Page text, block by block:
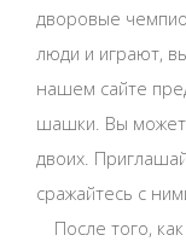
дворовые
люди и играют,
нашем сайте
шашки. Вы
двоих.
сражайтесь с
После того,